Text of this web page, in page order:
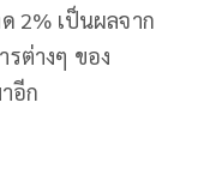
2% เป็นผลจาก
ต่างๆ ของ
อีก